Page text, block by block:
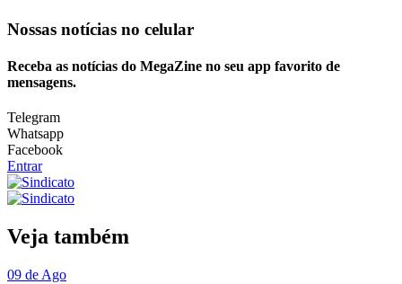
Nossas notícias no celular
Receba as notícias do MegaZine no seu app favorito de
mensagens.
Telegram
Whatsapp
Facebook
Entrar
Veja também
09 de Ago